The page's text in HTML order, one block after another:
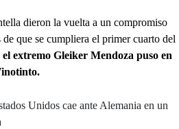
dieron la vuelta a un compromiso
que se cumpliera el primer cuarto del
el extremo Gleiker Mendoza puso en
Unidos cae ante Alemania en un